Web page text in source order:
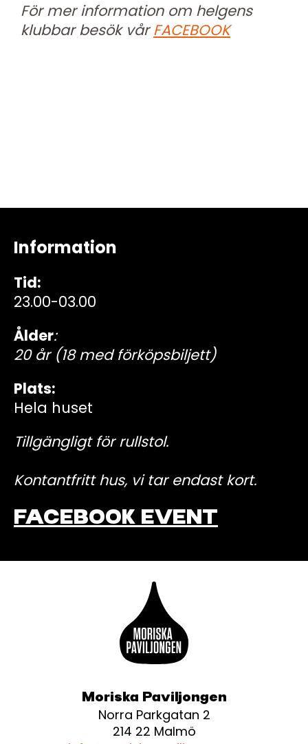
För mer information om helgens
klubbar besök vårFACEBOOK
Information
Tid:
23.00-03.00
Ålder:
20 år (18 med förköpsbiljett)
Plats:
Hela huset
Tillgängligt för rullstol.
Kontantfritt hus, vi tar endast kort.
FACEBOOK EVENT
Moriska Paviljongen
Norra Parkgatan 2
214 22 Malmö